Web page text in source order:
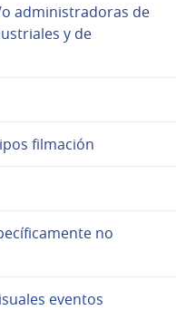
administradoras de
y de
filmación
no
eventos